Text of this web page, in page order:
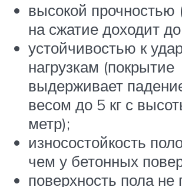
высокой прочностью
на сжатие доходит
устойчивостью к
нагрузкам (покрытие
выдерживает
весом до 5 кг с
метр);
износостойкость
чем у бетонных
поверхность пола не